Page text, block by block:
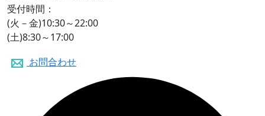
受付時間：
(火－金)10:30～22:00
(土)8:30～17:00
お問合わせ